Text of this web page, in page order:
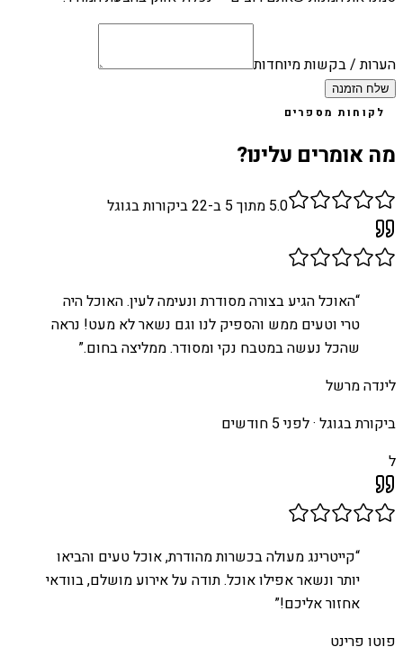
הערות / בקשות מיוחדות
שלח הזמנה
לקוחות מספרים
מה אומרים עלינו?
5.0 מתוך 5 ב- 22ביקורות בגוגל
“האוכל הגיע בצורה מסודרת ונעימה לעין. האוכל היה
טרי וטעים ממש והספיק לנו וגם נשאר לא מעט! נראה
שהכל נעשה במטבח נקי ומסודר. ממליצה בחום.”
לינדה מרשל
ביקורת בגוגל ·לפני 5 חודשים
ל
“קייטרינג מעולה בכשרות מהודרת, אוכל טעים והביאו
יותר ונשאר אפילו אוכל. תודה על אירוע מושלם, בוודאי
אחזור אליכם!”
פוטו פרינט